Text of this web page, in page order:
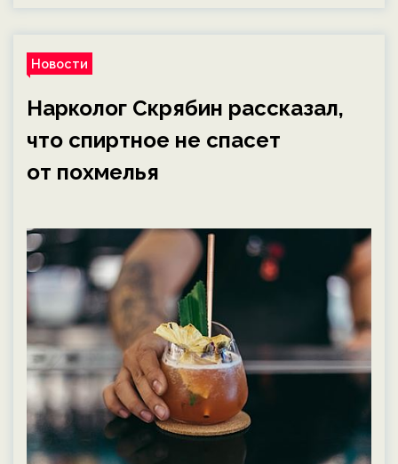
Новости
Нарколог Скрябин рассказал,
что спиртное не спасет
от похмелья